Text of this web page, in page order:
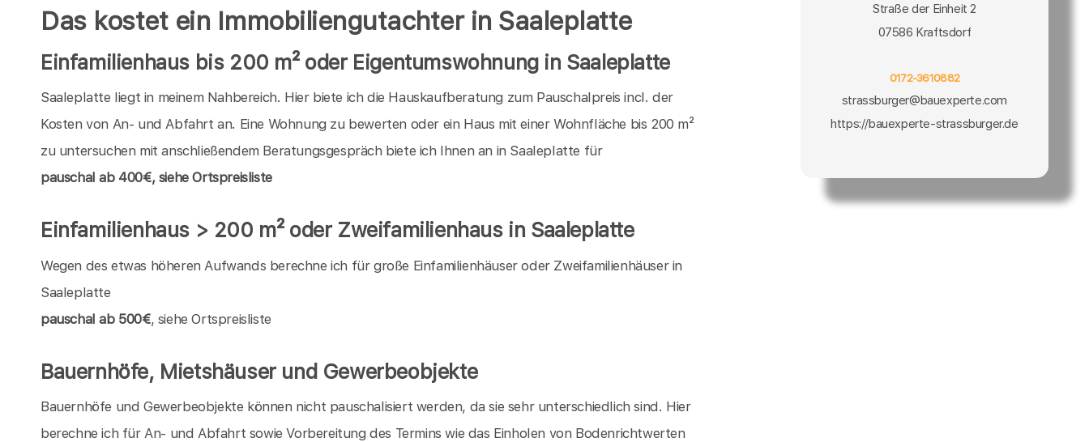
Das kostet ein Immobiliengutachter in Saaleplatte
Einfamilienhaus bis 200 m² oder Eigentumswohnung in Saaleplatte
Saaleplatte liegt in meinem Nahbereich. Hier biete ich die Hauskaufberatung zum Pauschalpreis incl. der
Kosten von An- und Abfahrt an. Eine Wohnung zu bewerten oder ein Haus mit einer Wohnfläche bis 200 m²
zu untersuchen mit anschließendem Beratungsgespräch biete ich Ihnen an in Saaleplatte für
pauschalab 400€, siehe Ortspreisliste
Einfamilienhaus > 200 m² oder Zweifamilienhaus in Saaleplatte
Wegen des etwas höheren Aufwands berechne ich für große Einfamilienhäuser oder Zweifamilienhäuser in
Saaleplatte
pauschal ab 500€, siehe Ortspreisliste
Bauernhöfe, Mietshäuser und Gewerbeobjekte
Bauernhöfe und Gewerbeobjekte können nicht pauschalisiert werden, da sie sehr unterschiedlich sind. Hier
berechne ich für An- und Abfahrt sowie Vorbereitung des Termins wie das Einholen von Bodenrichtwerten
Straße der Einheit 2
07586 Kraftsdorf
0172-3610882
strassburger@bauexperte.com
https://bauexperte-strassburger.de